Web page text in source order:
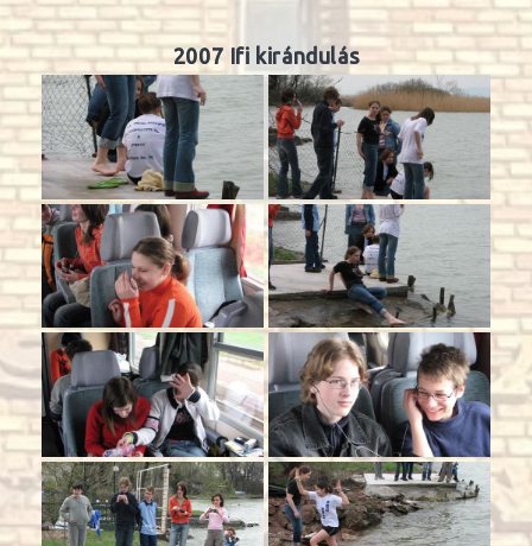
2007 Ifi kirándulás